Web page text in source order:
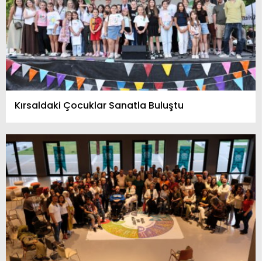
Kırsaldaki Çocuklar Sanatla Buluştu